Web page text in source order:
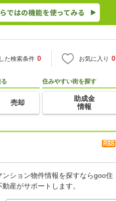
た検索条件 0 お気に入り 0
売却
住みやすい街を探す
助成金
情報
ション物件情報を探すならgoo住
産がサポートします。